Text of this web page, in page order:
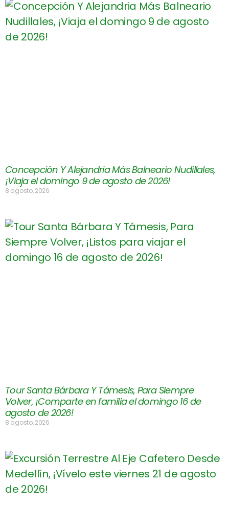
Concepción Y Alejandria Más Balneario Nudillales,
¡Viaja el domingo 9 de agosto de 2026!
8 agosto, 2026
Tour Santa Bárbara Y Támesis, Para Siempre
Volver, ¡Comparte en familia el domingo 16 de
agosto de 2026!
8 agosto, 2026